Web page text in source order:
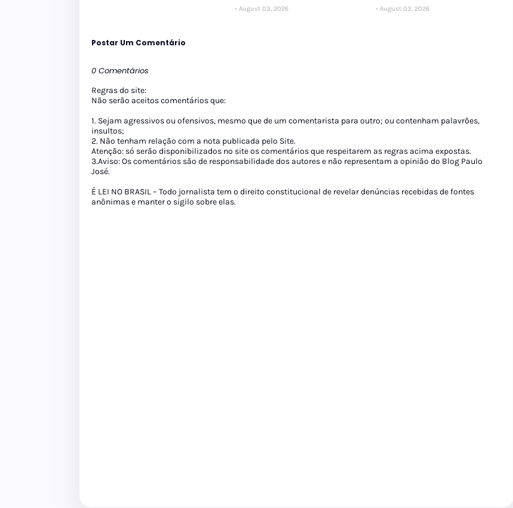
August 03, 2026 August 03, 2026
Postar Um Comentário
0 Comentários
Regras do site:
Não serão aceitos comentários que:
1. Sejam agressivos ou ofensivos, mesmo que de um comentarista para outro; ou contenham palavrões,
insultos;
2. Não tenham relação com a nota publicada pelo Site.
Atenção: só serão disponibilizados no site os comentários que respeitarem as regras acima expostas.
3.Aviso: Os comentários são de responsabilidade dos autores e não representam a opinião do Blog Paulo
José.
É LEI NO BRASIL – Todo jornalista tem o direito constitucional de revelar denúncias recebidas de fontes
anônimas e manter o sigilo sobre elas.